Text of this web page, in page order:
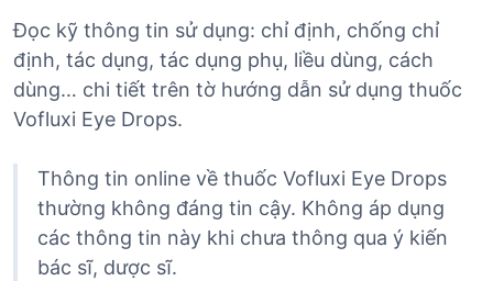
Đọc kỹ thông tin sử dụng: chỉ định, chống chỉ
định, tác dụng, tác dụng phụ, liều dùng, cách
dùng… chi tiết trên tờ hướng dẫn sử dụng thuốc
Vofluxi Eye Drops.
Thông tin online về thuốc Vofluxi Eye Drops
thường không đáng tin cậy. Không áp dụng
các thông tin này khi chưa thông qua ý kiến
bác sĩ, dược sĩ.